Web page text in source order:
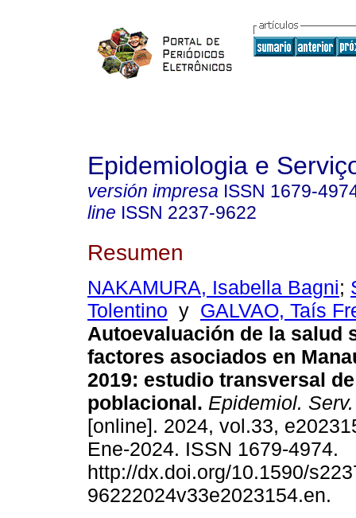
Epidemiologia e
versión impresa ISSN 1679-
line ISSN 2237-9622
Resumen
NAKAMURA, Isabella Bagni;
Tolentino y GALVAO, Taís
Autoevaluación de la salud
factores asociados en
2019: estudio transversal
poblacional. Epidemiol.
[online]. 2024, vol.33,
Ene-2024. ISSN 1679-4974.
http://dx.doi.org/10.1590/
96222024v33e2023154.en.